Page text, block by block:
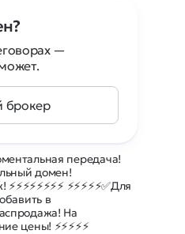
передача!
домен!
⚡⚡⚡⚡⚡✅Для
в
На
⚡⚡⚡⚡⚡
—